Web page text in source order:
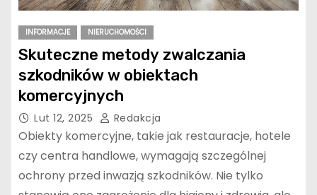
INFORMACJE NIERUCHOMOŚCI
Skuteczne metody zwalczania
szkodników w obiektach
komercyjnych
Lut 12, 2025 Redakcja
Obiekty komercyjne, takie jak restauracje, hotele
czy centra handlowe, wymagają szczególnej
ochrony przed inwazją szkodników. Nie tylko